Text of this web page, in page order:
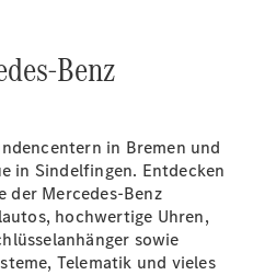
in Bremen und
in Sindelfingen. Entdecken
der Mercedes-Benz
hochwertige Uhren,
sowie
Telematik und vieles